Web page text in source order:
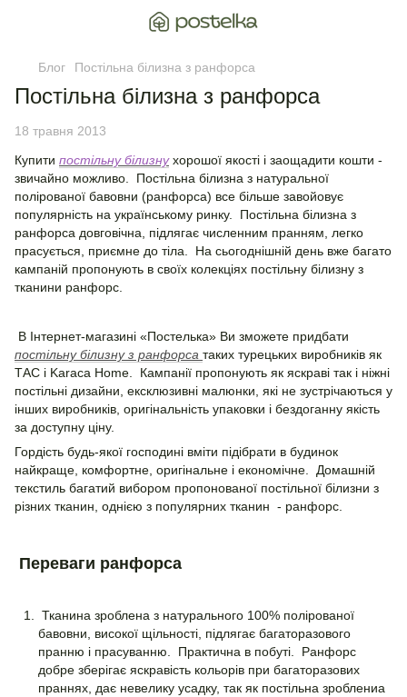
Блог Постільна білизна з ранфорса
Постільна білизна з ранфорса
18 травня 2013
Купити постільну білизнухорошої якості і заощадити кошти -
звичайно можливо. Постільна білизна з натуральної
полірованої бавовни (ранфорса) все більше завойовує
популярність на українському ринку. Постільна білизна з
ранфорса довговічна, підлягає численним пранням, легко
прасується, приємне до тіла. На сьогоднішній день вже багато
кампаній пропонують в своїх колекціях постільну білизну з
тканини ранфорс.
В Інтернет-магазині «Постелька» Ви зможете придбати
постільну білизну з ранфорса таких турецьких виробників як
ТАС і Karaca Home. Кампанії пропонують як яскраві так і ніжні
постільні дизайни, ексклюзивні малюнки, які не зустрічаються у
інших виробників, оригінальність упаковки і бездоганну якість
за доступну ціну.
Гордість будь-якої господині вміти підібрати в будинок
найкраще, комфортне, оригінальне і економічне. Домашній
текстиль багатий вибором пропонованої постільної білизни з
різних тканин, однією з популярних тканин - ранфорс.
Переваги ранфорса
Тканина зроблена з натурального 100% полірованої
бавовни, високої щільності, підлягає багаторазового
пранню і прасуванню. Практична в побуті. Ранфорс
добре зберігає яскравість кольорів при багаторазових
праннях, дає невелику усадку, так як постільна зроблениа